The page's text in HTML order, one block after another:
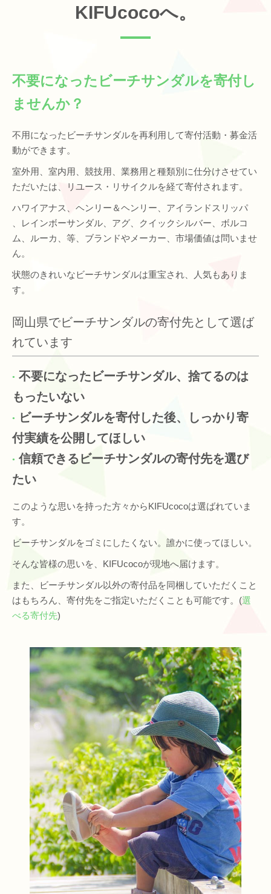
KIFUcocoへ。
不要になったビーチサンダルを寄付し
ませんか？
不用になったビーチサンダルを再利用して寄付活動・募金活
動ができます。
室外用、室内用、競技用、業務用と種類別に仕分けさせてい
ただいたは、リユース・リサイクルを経て寄付されます。
ハワイアナス、ヘンリー＆ヘンリー、アイランドスリッパ
、レインボーサンダル、アグ、クイックシルバー、ボルコ
ム、ルーカ、等、ブランドやメーカー、市場価値は問いませ
ん。
状態のきれいなビーチサンダルは重宝され、人気もありま
す。
岡山県でビーチサンダルの寄付先として選ば
れています
不要になったビーチサンダル、捨てるのは
もったいない
ビーチサンダルを寄付した後、しっかり寄
付実績を公開してほしい
信頼できるビーチサンダルの寄付先を選び
たい
このような思いを持った方々からKIFUcocoは選ばれていま
す。
ビーチサンダルをゴミにしたくない。誰かに使ってほしい。
そんな皆様の思いを、KIFUcocoが現地へ届けます。
また、ビーチサンダル以外の寄付品を同梱していただくこと
はもちろん、寄付先をご指定いただくことも可能です。(選
べる寄付先)